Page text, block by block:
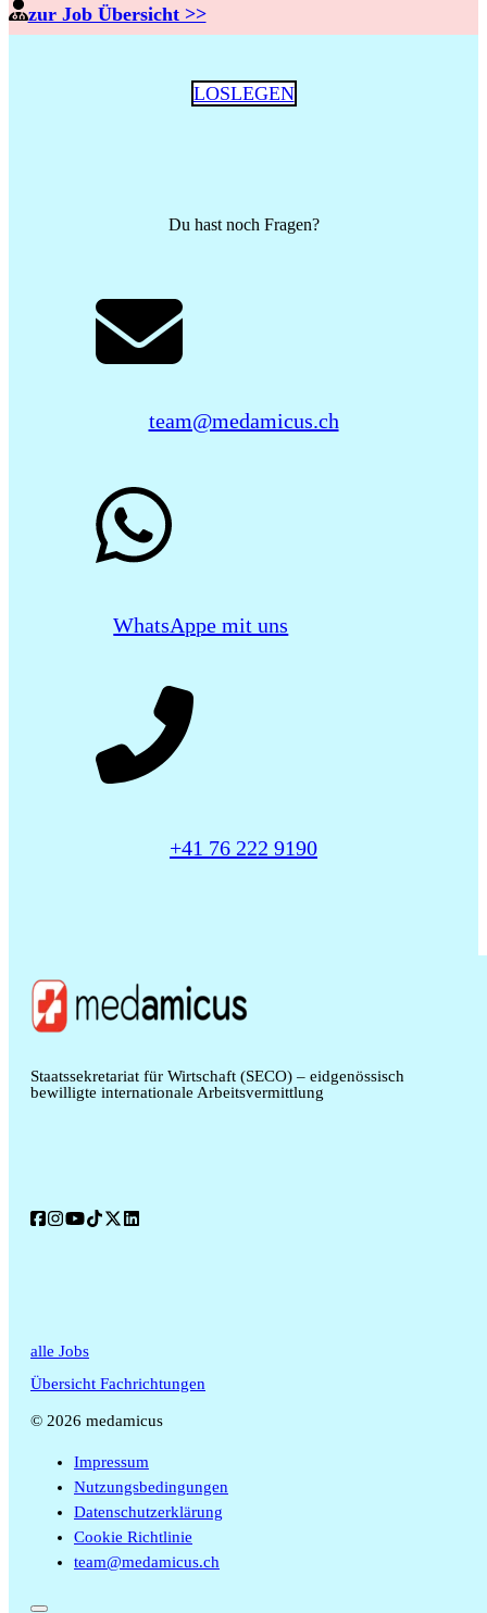
zur Job Übersicht >>
LOSLEGEN
Du hast noch Fragen?
team@medamicus.ch
WhatsAppe mit uns
+41 76 222 9190
Staatssekretariat für Wirtschaft (SECO) – eidgenössisch
bewilligte internationale Arbeitsvermittlung
alle Jobs
Übersicht Fachrichtungen
© 2026 medamicus
Impressum
Nutzungsbedingungen
Datenschutzerklärung
Cookie Richtlinie
team@medamicus.ch